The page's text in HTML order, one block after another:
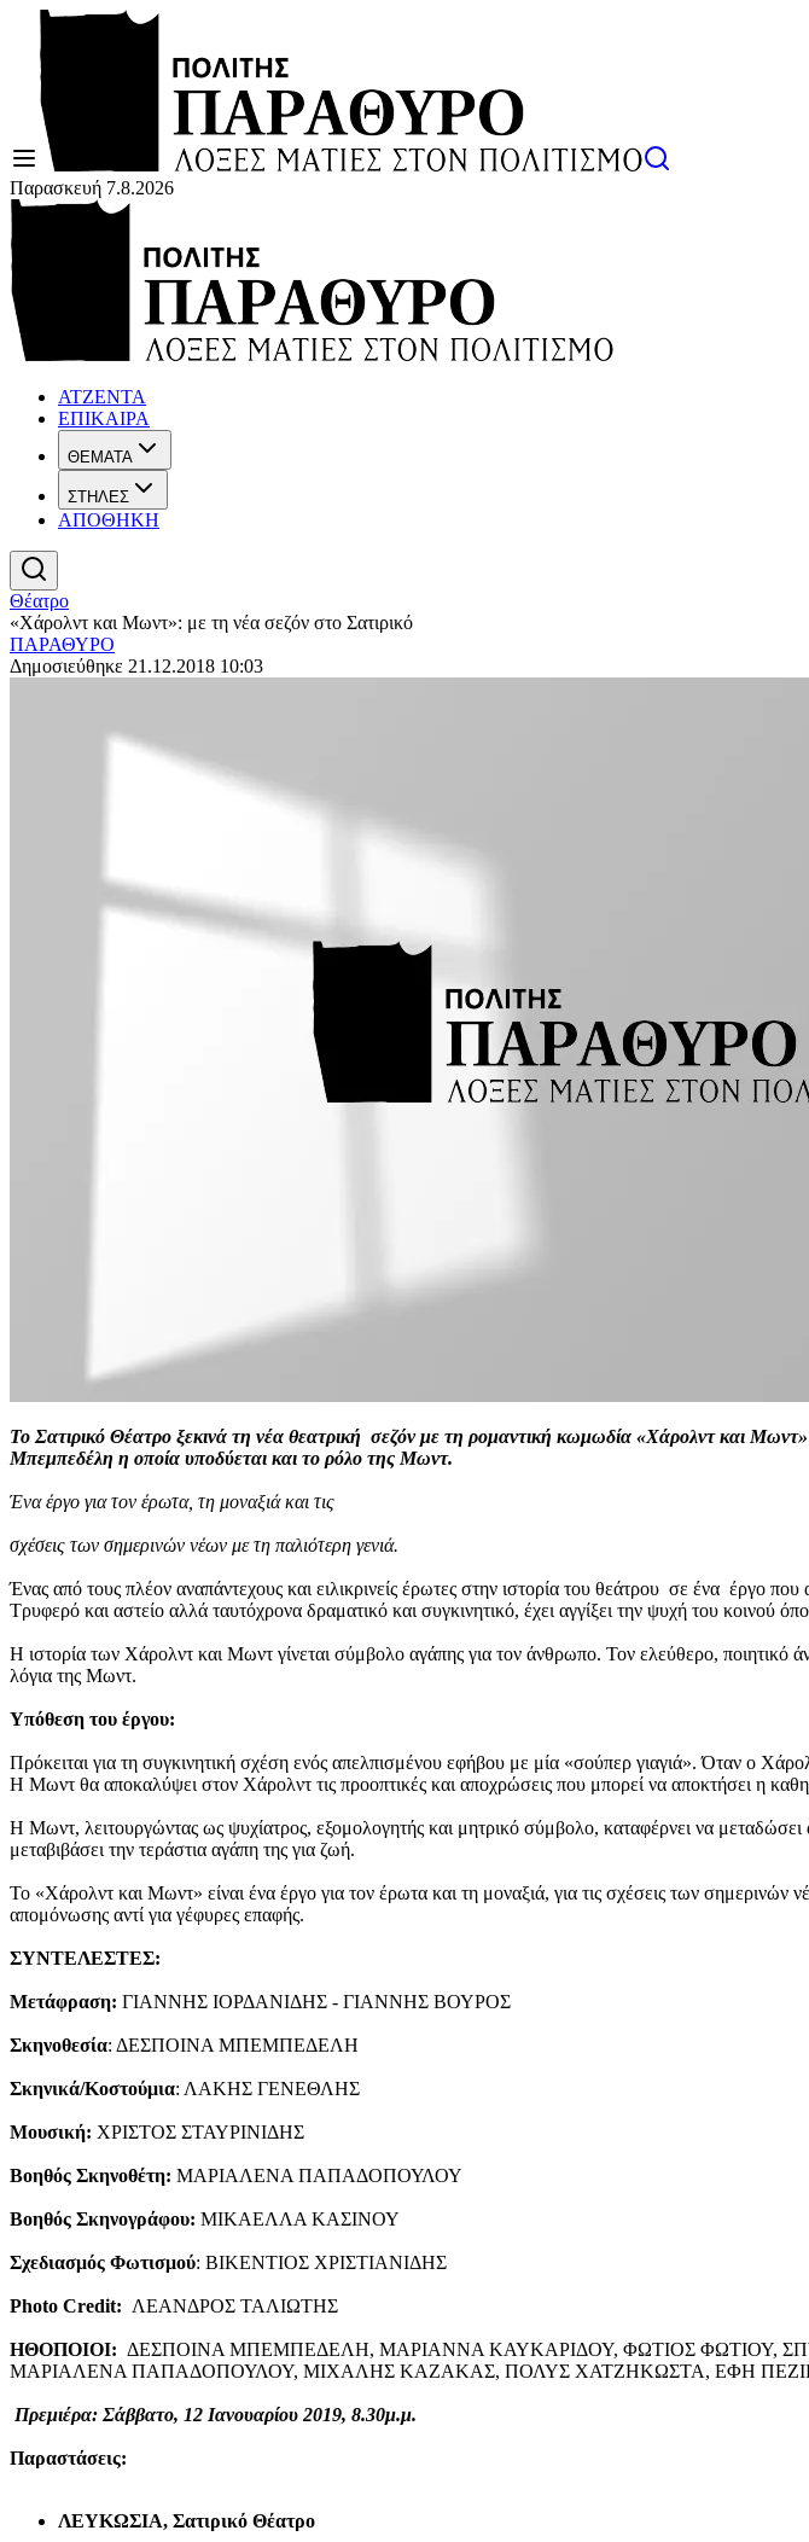
Παρασκευή 7.8.2026
ΑΤΖΕΝΤΑ
ΕΠΙΚΑΙΡΑ
ΘΕΜΑΤΑ
ΣΤΗΛΕΣ
ΑΠΟΘΗΚΗ
Θέατρο
«Χάρολντ και Μωντ»: με τη νέα σεζόν στο Σατιρικό
ΠΑΡΑΘΥΡΟ
Δημοσιεύθηκε 21.12.2018 10:03
Το Σατιρικό Θέατρο ξεκινά τη νέα θεατρική σεζόν με τη ρομαντική κωμωδία «Χάρολντ και
Μπεμπεδέλη η οποία υποδύεται και το ρόλο της Μωντ.
Ένα έργο για τον έρωτα, τη μοναξιά και τις
σχέσεις των σημερινών νέων με τη παλιότερη γενιά.
Ένας από τους πλέον αναπάντεχους και ειλικρινείς έρωτες στην ιστορία του θεάτρου σε ένα έργο
Τρυφερό και αστείο αλλά ταυτόχρονα δραματικό και συγκινητικό, έχει αγγίξει την ψυχή του κοινού
Η ιστορία των Χάρολντ και Μωντ γίνεται σύμβολο αγάπης για τον άνθρωπο. Τον ελεύθερο, ποιητικό
λόγια της Μωντ.
Υπόθεση του έργου:
Πρόκειται για τη συγκινητική σχέση ενός απελπισμένου εφήβου με μία «σούπερ γιαγιά». Όταν ο
Η Μωντ θα αποκαλύψει στον Χάρολντ τις προοπτικές και αποχρώσεις που μπορεί να αποκτήσει η
Η Μωντ, λειτουργώντας ως ψυχίατρος, εξομολογητής και μητρικό σύμβολο, καταφέρνει να μεταδώσει
μεταβιβάσει την τεράστια αγάπη της για ζωή.
Το «Χάρολντ και Μωντ» είναι ένα έργο για τον έρωτα και τη μοναξιά, για τις σχέσεις των σημερινών
απομόνωσης αντί για γέφυρες επαφής.
ΣΥΝΤΕΛΕΣΤΕΣ:
Μετάφραση: ΓΙΑΝΝΗΣ ΙΟΡΔΑΝΙΔΗΣ - ΓΙΑΝΝΗΣ ΒΟΥΡΟΣ
Σκηνοθεσία: ΔΕΣΠΟΙΝΑ ΜΠΕΜΠΕΔΕΛΗ
Σκηνικά/Κοστούμια: ΛΑΚΗΣ ΓΕΝΕΘΛΗΣ
Μουσική: ΧΡΙΣΤΟΣ ΣΤΑΥΡΙΝΙΔΗΣ
Βοηθός Σκηνοθέτη: ΜΑΡΙΑΛΕΝΑ ΠΑΠΑΔΟΠΟΥΛΟΥ
Βοηθός Σκηνογράφου: ΜΙΚΑΕΛΛΑ ΚΑΣΙΝΟΥ
Σχεδιασμός Φωτισμού: ΒΙΚΕΝΤΙΟΣ ΧΡΙΣΤΙΑΝΙΔΗΣ
Photo Credit: ΛΕΑΝΔΡΟΣ ΤΑΛΙΩΤΗΣ
ΗΘΟΠΟΙΟΙ: ΔΕΣΠΟΙΝΑ ΜΠΕΜΠΕΔΕΛΗ, ΜΑΡΙΑΝΝΑ ΚΑΥΚΑΡΙΔΟΥ, ΦΩΤΙΟΣ ΦΩΤΙΟΥ,
ΜΑΡΙΑΛΕΝΑ ΠΑΠΑΔΟΠΟΥΛΟΥ, ΜΙΧΑΛΗΣ ΚΑΖΑΚΑΣ, ΠΟΛΥΣ ΧΑΤΖΗΚΩΣΤΑ, ΕΦΗ
Πρεμιέρα: Σάββατο, 12 Ιανουαρίου 2019, 8.30μ.μ.
Παραστάσεις:
ΛΕΥΚΩΣΙΑ, Σατιρικό Θέατρο